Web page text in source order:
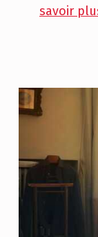
savoir